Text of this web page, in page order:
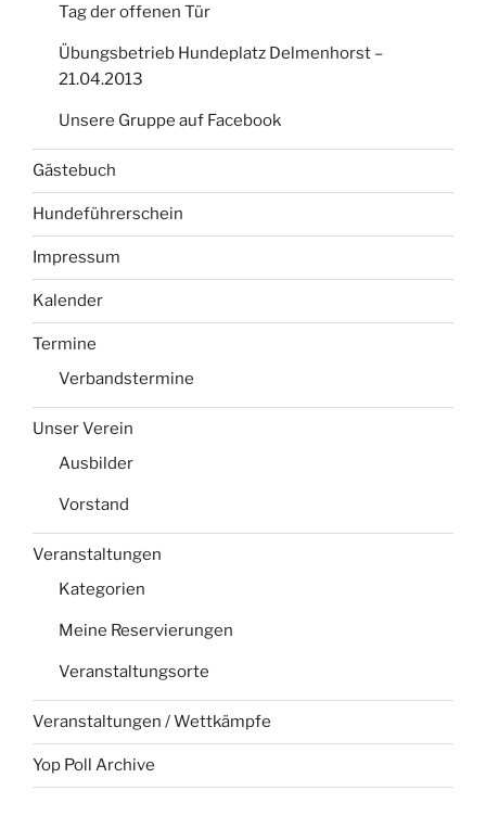
Tag der offenen Tür
Übungsbetrieb Hundeplatz Delmenhorst –
21.04.2013
Unsere Gruppe auf Facebook
Gästebuch
Hundeführerschein
Impressum
Kalender
Termine
Verbandstermine
Unser Verein
Ausbilder
Vorstand
Veranstaltungen
Kategorien
Meine Reservierungen
Veranstaltungsorte
Veranstaltungen / Wettkämpfe
Yop Poll Archive